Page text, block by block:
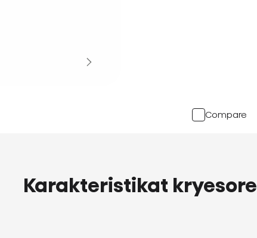
Compare
Karakteristikat kryesore